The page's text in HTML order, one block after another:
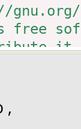
No
free
it.
.gnupg
,